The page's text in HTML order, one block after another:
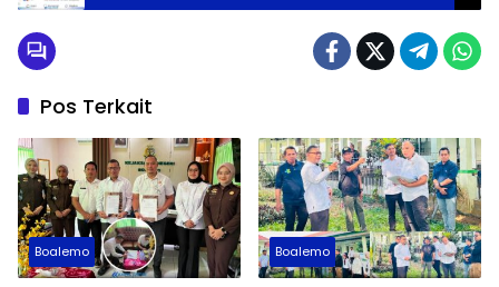
Pos Terkait
Boalemo Boalemo